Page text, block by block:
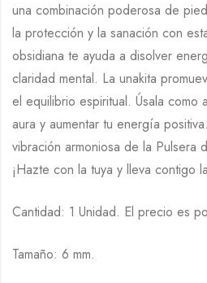
una combinación poderosa de
la protección y la sanación con
obsidiana te ayuda a disolver
claridad mental. La unakita
el equilibrio espiritual. Úsala como
aura y aumentar tu energía
vibración armoniosa de la Pulsera
¡Hazte con la tuya y lleva contigo
Cantidad: 1 Unidad. El precio es
Tamaño: 6 mm.